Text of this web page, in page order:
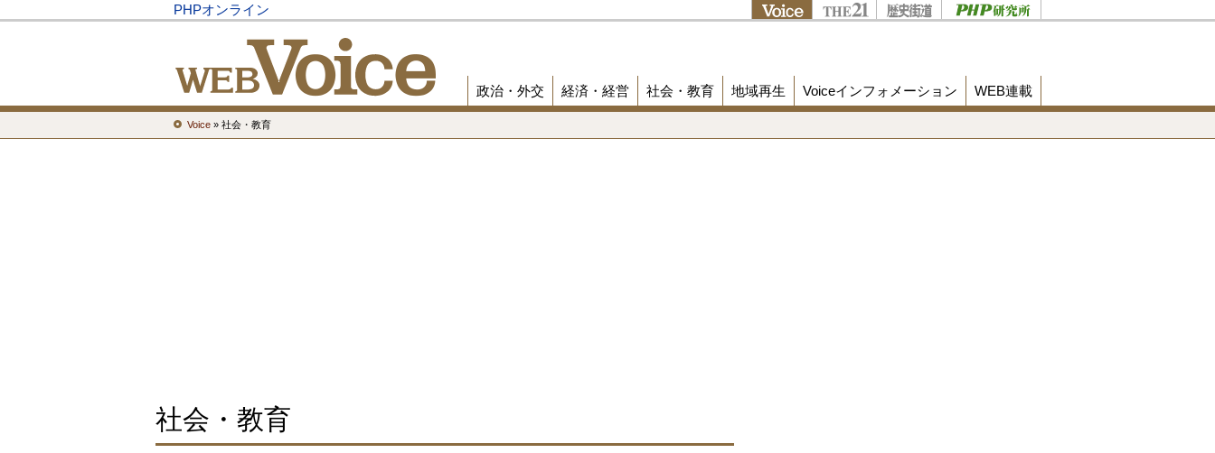
PHPオンライン
政治・外交 経済・経営 社会・教育 地域再生 Voiceインフォメーション WEB連載
Voice » 社会・教育
社会・教育